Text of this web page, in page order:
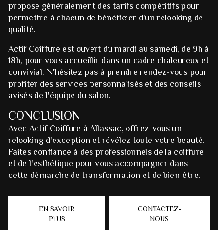
propose généralement des tarifs compétitifs pour
permettre à chacun de bénéficier d'un relooking de
qualité.
Actif Coiffure est ouvert du mardi au samedi, de 9h à
18h, pour vous accueillir dans un cadre chaleureux et
convivial. N'hésitez pas à prendre rendez-vous pour
profiter des services personnalisés et des conseils
avisés de l'équipe du salon.
CONCLUSION
Avec Actif Coiffure à Allassac, offrez-vous un
relooking d'exception et révélez toute votre beauté.
Faites confiance à des professionnels de la coiffure
et de l'esthétique pour vous accompagner dans
cette démarche de transformation et de bien-être.
EN SAVOIR
PLUS
CONTACTEZ-
NOUS